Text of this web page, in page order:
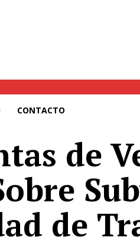
y habilitan tránsito parcial en
CONTACTO
de
de